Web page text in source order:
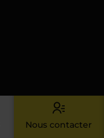
Nous contacter